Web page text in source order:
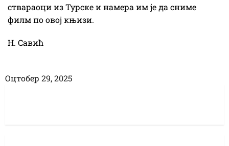
ствараоци из Турске и намера им је да сниме
филм по овој књизи.
Н. Савић
Оцтобер 29, 2025